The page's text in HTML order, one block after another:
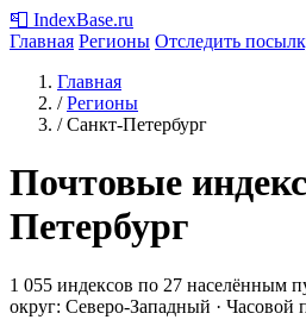
📮 IndexBase.ru
Главная Регионы Отследить
Главная
/ Регионы
/ Санкт-Петербург
Почтовые
Петербург
1 055 индексов по 27 населённым
округ: Северо-Западный · Часовой